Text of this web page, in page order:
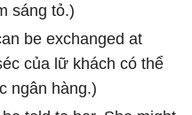
sáng tỏ.)
be exchanged at
của lữ khách có thể
ngân hàng.)